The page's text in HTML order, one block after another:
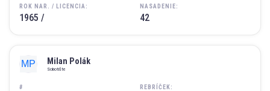
ROK NAR. / LICENCIA:
1965 /
NASADENIE:
42
#
Milan Polák
Sobotište
REBRÍČEK: